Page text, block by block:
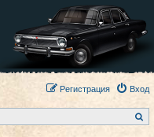
Вход
Регистрация
о